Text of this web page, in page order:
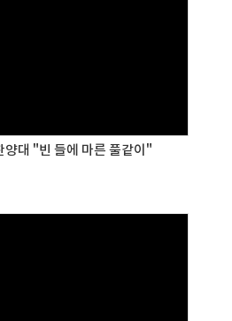
대 "빈 들에 마른 풀같이"